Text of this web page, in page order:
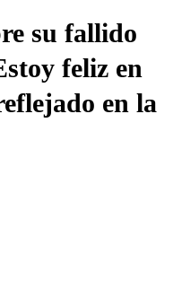
su fallido
feliz en
en la